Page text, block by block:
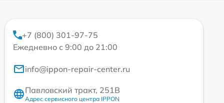
+7 (800) 301-97-75
Ежедневно с 9:00 до 21:00
info@ippon-repair-center.ru
Павловский тракт, 251В
Адрес сервисного центра IPPON